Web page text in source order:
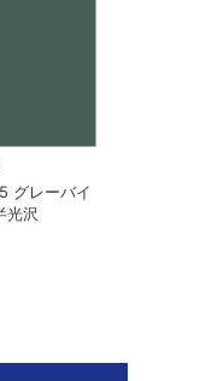
グレーバイ
光沢